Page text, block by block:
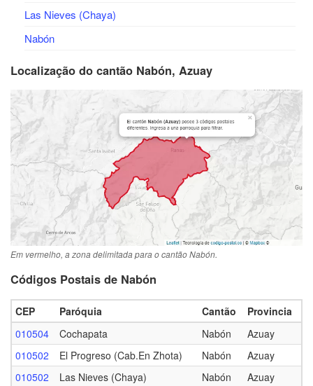
Las Nieves (Chaya)
Nabón
Localização do cantão Nabón, Azuay
Em vermelho, a zona delimitada para o cantão Nabón.
Códigos Postais de Nabón
CEP Paróquia Cantão
Provincia
010504
Cochapata Nabón
Azuay
010502
El Progreso (Cab.En Zhota) Nabón
Azuay
010502
Las Nieves (Chaya) Nabón Azuay